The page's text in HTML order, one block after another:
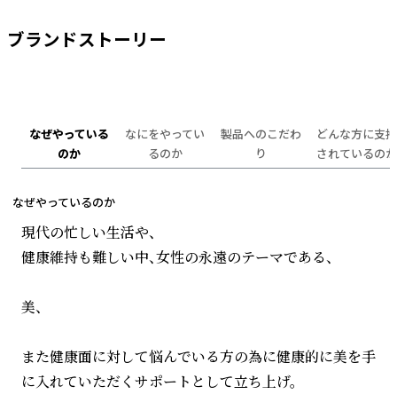
ブランドストーリー
なぜやっている
のか
なにをやってい
るのか
製品へのこだわ
り
どんな方に支持
されているのか
なぜやっているのか
現代の忙しい生活や、
健康維持も難しい中、女性の永遠のテーマである、
美、
また健康面に対して悩んでいる方の為に健康的に美を手
に入れていただくサポートとして立ち上げ。